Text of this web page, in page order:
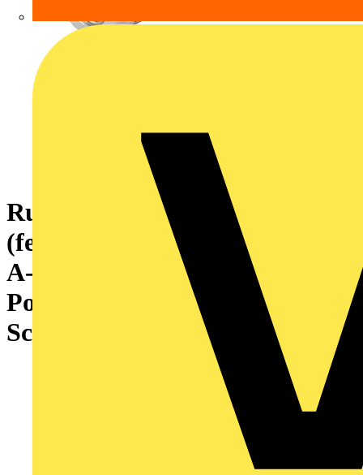
Rundsteckverbinder
(feldkonfektionierbar), M12,
A-codiert, Zugfederanschluss,
Polzahl: 5, IP67,
Schirmanschluss: Ja